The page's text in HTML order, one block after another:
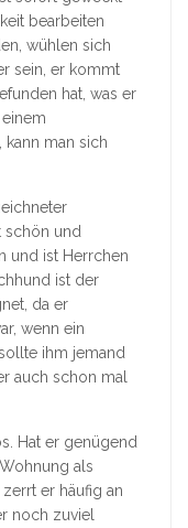
bearbeiten
wühlen sich
sein, er kommt
hat, was er
man sich
schön und
und ist Herrchen
ist der
da er
wenn ein
ihm jemand
auch schon mal
Hat er genügend
als
zerrt er häufig an
noch zuviel